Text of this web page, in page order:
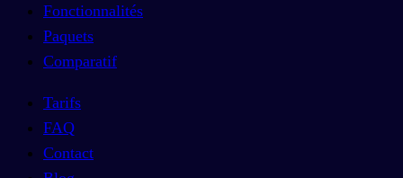
Fonctionnalités
Paquets
Comparatif
Tarifs
FAQ
Contact